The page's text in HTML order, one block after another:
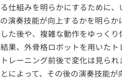
仕組みを明らかにするために
演奏技能が向上するかを明ら
た後や、複雑な動作をゆっく
果、外骨格ロボットを用いた
レーニング前後で変化は見ら
によって、その後の演奏技能